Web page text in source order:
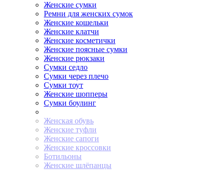
Женские сумки
Ремни для женских сумок
Женские кошельки
Женские клатчи
Женские косметички
Женские поясные сумки
Женские рюкзаки
Сумки седло
Сумки через плечо
Сумки тоут
Женские шопперы
Сумки боулинг
Женская обувь
Женские туфли
Женские сапоги
Женские кроссовки
Ботильоны
Женские шлёпанцы